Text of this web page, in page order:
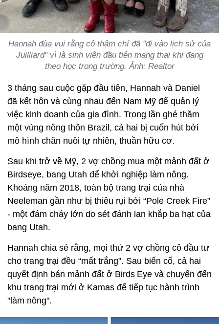
Hannah đùa vui rằng cô thậm chí đã "đi vào lịch sử của
Juilliard" vì là sinh viên đầu tiên mang thai khi đang
theo học trong trường. Ảnh: Realtor
3 tháng sau cuộc gặp đầu tiên, Hannah và Daniel
đã kết hôn và cùng nhau đến Nam Mỹ để quản lý
việc kinh doanh của gia đình. Trong lần ghé thăm
một vùng nông thôn Brazil, cả hai bị cuốn hút bởi
mô hình chăn nuôi tự nhiên, thuần hữu cơ.
Sau khi trở về Mỹ, 2 vợ chồng mua một mảnh đất ở
Birdseye, bang Utah để khởi nghiệp làm nông.
Khoảng năm 2018, toàn bộ trang trại của nhà
Neeleman gần như bị thiêu rụi bởi “Pole Creek Fire”
- một đám cháy lớn do sét đánh lan khắp ba hạt của
bang Utah.
Hannah chia sẻ rằng, mọi thứ 2 vợ chồng cô đầu tư
cho trang trại đều “mất trắng”. Sau biến cố, cả hai
quyết định bán mảnh đất ở Birds Eye và chuyển đến
khu trang trại mới ở Kamas để tiếp tục hành trình
"làm nông".